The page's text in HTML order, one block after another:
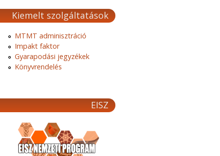
Kiemelt szolgáltatások
MTMT adminisztráció
Impakt faktor
Gyarapodási jegyzékek
Könyvrendelés
EISZ